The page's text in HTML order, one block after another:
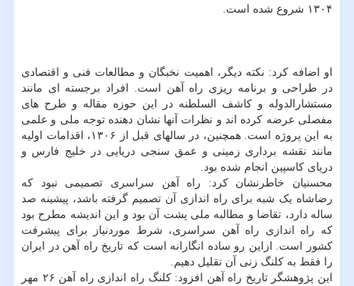
۱۳۰۴ شروع شده است.
او اضافه کرد: نکته دیگر، اهمیت نخبگان و مطالعات فنی و اقتصادی
در طراحی و برنامه ریزی راه آهن است. افراد برجسته ای مانند
مستشارالدوله و کاشف السلطنه در این حوزه مقاله و طرح های
مفصلی عرضه کرده اند و نظرات آنها نشان دهنده توجه ملی و علمی
به این پروژه است. همچنین، در سالهای قبل از ۱۳۰۶، اقدامات اولیه
مانند نقشه برداری زمینی و عمق سنجی دریایی در خلیج فارس و
دریای کاسپین انجام شده بود.
محسنیان خاطرنشان کرد: راه آهن سراسری تصمیمی نبود که
رضاشاه یک شبه برای راه اندازی آن تصمیم گرفته باشد، پیشینه صد
ساله دارد، تقاضا و مطالبه ملی پشت آن بود و این اندیشه مطرح بود
که راه اندازی راه آهن سراسری، شرط موردنیاز برای پیشرفت
کشور است. ازاین رو ساده انگارانه است که تاریخ راه آهن در ایران
را فقط به کلنگ زنی آن تقلیل دهیم.
این پژوهشگر تاریخ راه آهن افزود: کلنگ راه اندازی راه آهن ۲۶ مهر